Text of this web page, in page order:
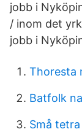
jobb i
/ inom det
jobb i
Thoresta
Batfolk
Små